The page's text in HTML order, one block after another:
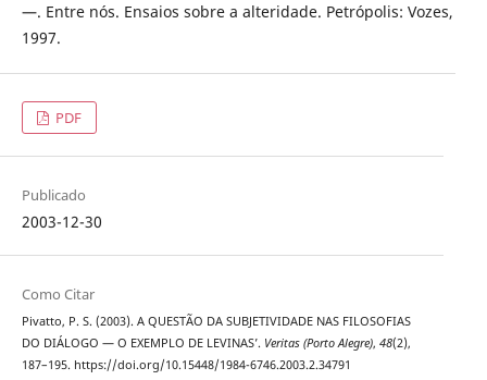
—. Entre nós. Ensaios sobre a alteridade. Petrópolis: Vozes,
1997.
PDF
Publicado
2003-12-30
Como Citar
Pivatto, P. S. (2003). A QUESTÃO DA SUBJETIVIDADE NAS FILOSOFIAS
DO DIÁLOGO — O EXEMPLO DE LEVINAS’. Veritas (Porto Alegre), 48(2),
187–195. https://doi.org/10.15448/1984-6746.2003.2.34791